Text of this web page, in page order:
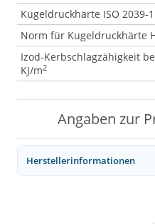
Kugeldruckhärte ISO 2039-
Norm für Kugeldruckhärte
Izod-Kerbschlagzähigkeit
KJ/m2
Angaben zur
Herstellerinformationen